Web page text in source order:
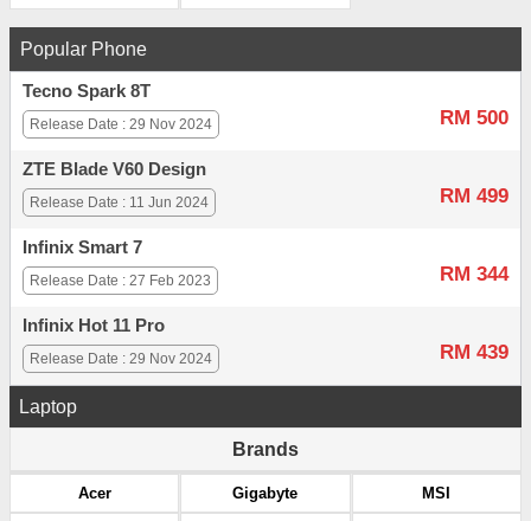
Popular Phone
Tecno Spark 8T
RM 500
Release Date : 29 Nov 2024
ZTE Blade V60 Design
RM 499
Release Date : 11 Jun 2024
Infinix Smart 7
RM 344
Release Date : 27 Feb 2023
Infinix Hot 11 Pro
RM 439
Release Date : 29 Nov 2024
Laptop
Brands
Acer Gigabyte MSI